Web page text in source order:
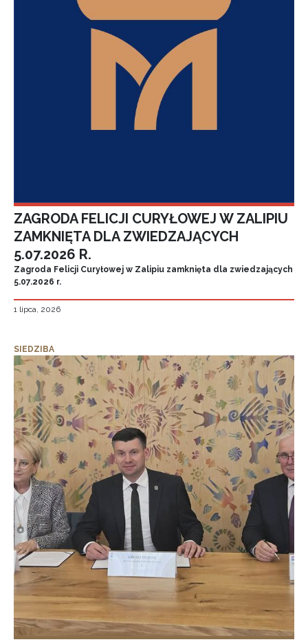
ZAGRODA FELICJI CURYŁOWEJ W ZALIPIU
ZAMKNIĘTA DLA ZWIEDZAJĄCYCH
5.07.2026 R.
Zagroda Felicji Curyłowej w Zalipiu zamknięta dla zwiedzających
5.07.2026 r.
1 lipca, 2026
SIEDZIBA